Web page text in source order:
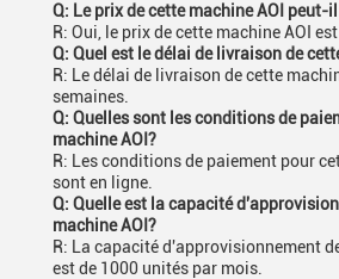
Q: Le prix de cette machine AOI peut-
R: Oui, le prix de cette machine AOI
Q: Quel est le délai de livraison de
R: Le délai de livraison de cette
semaines.
Q: Quelles sont les conditions de
machine AOI?
R: Les conditions de paiement pour
sont en ligne.
Q: Quelle est la capacité
machine AOI?
R: La capacité d'approvisionnement
est de 1000 unités par mois.